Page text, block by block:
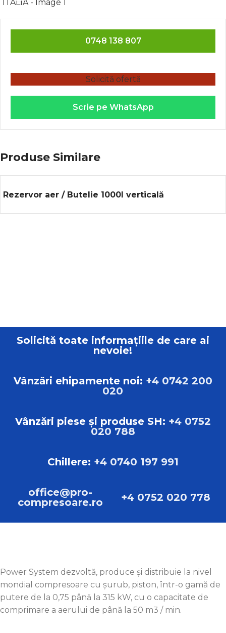
0748 138 807
Solicită ofertă
Scrie pe WhatsApp
Produse Similare
Rezervor aer / Butelie 1000l verticală
Solicită toate informațiile de care ai
nevoie!
Vânzări ehipamente noi: +4 0742 200
020
Vânzări piese și produse SH: +4 0752
020 788
Chillere: +4 0740 197 991
office@pro-
compresoare.ro
+4 0752 020 778
Power System dezvoltă, produce și distribuie la nivel
mondial compresoare cu șurub, piston, într-o gamă de
putere de la 0,75 până la 315 kW, cu o capacitate de
comprimare a aerului de până la 50 m3 / min.